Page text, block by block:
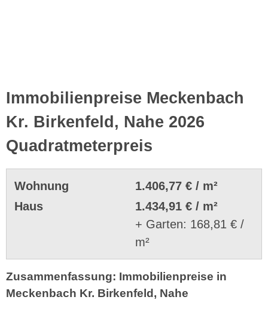
Immobilienpreise Meckenbach
Kr. Birkenfeld, Nahe 2026
Quadratmeterpreis
Wohnung
1.406,77 € / m²
Haus
1.434,91 € / m²
+ Garten: 168,81 € /
m²
Zusammenfassung: Immobilienpreise in
Meckenbach Kr. Birkenfeld, Nahe